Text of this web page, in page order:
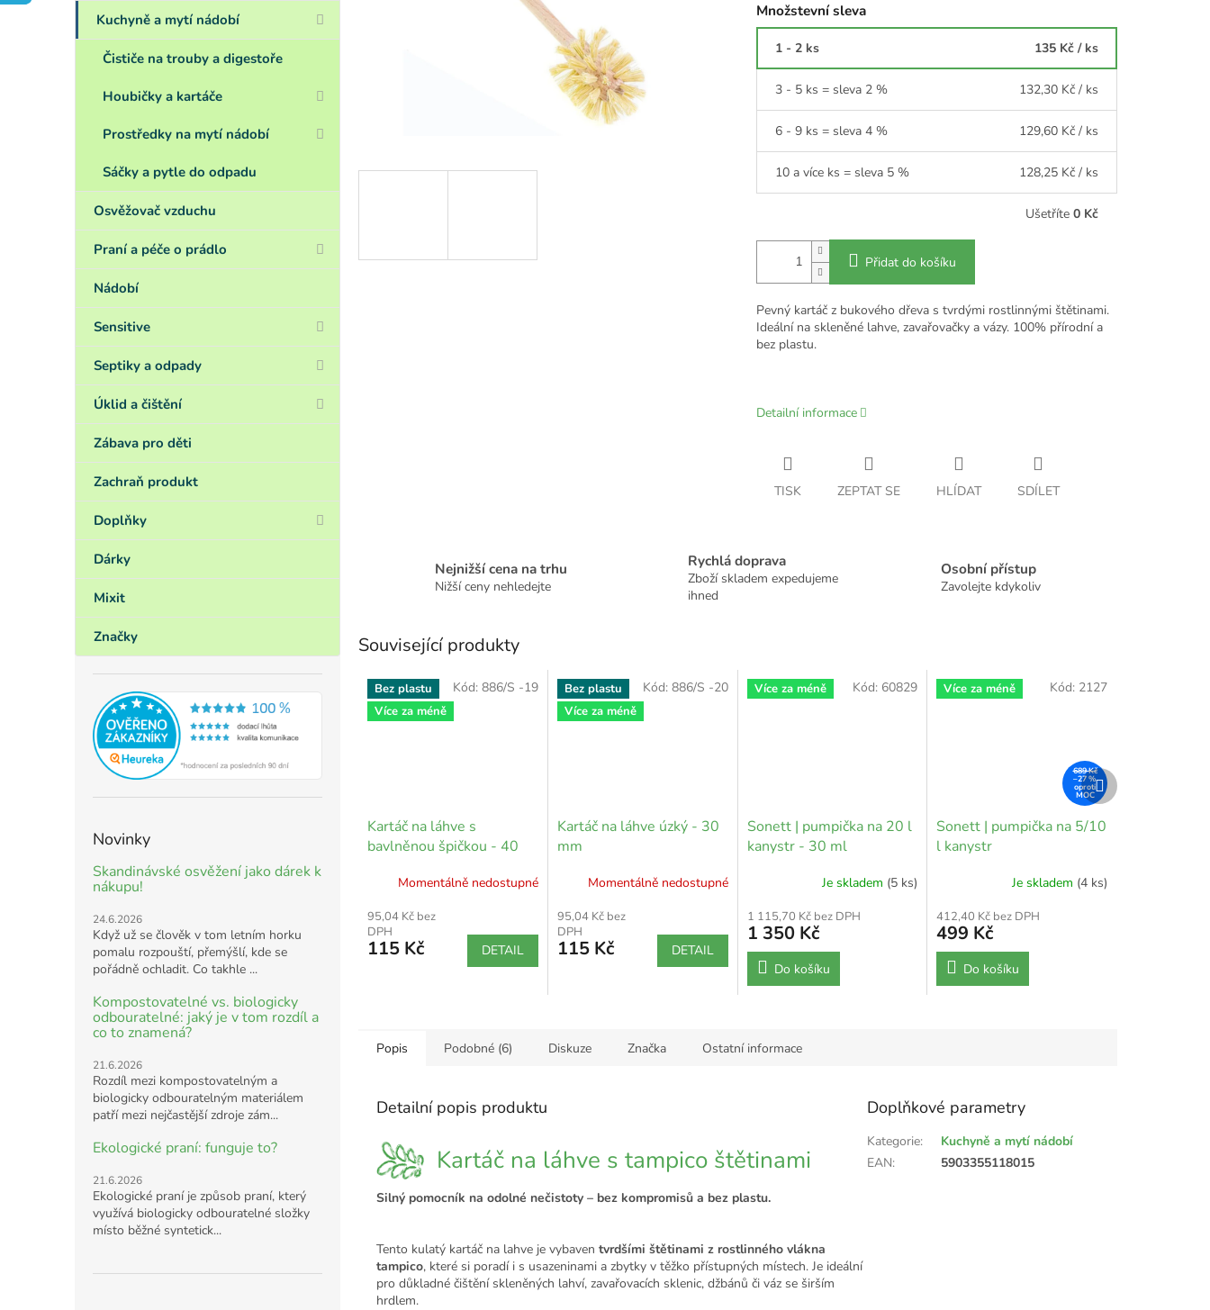
e
Kuchyně a mytí nádobí
Čističe na trouby a digestoře
Houbičky a kartáče
Prostředky na mytí nádobí
Sáčky a pytle do odpadu
Osvěžovač vzduchu
Praní a péče o prádlo
Nádobí
Sensitive
Septiky a odpady
Úklid a čištění
Zábava pro děti
Zachraň produkt
Doplňky
Dárky
Mixit
Značky
Novinky
Skandinávské osvěžení jako dárek k
nákupu!
24.6.2026
Když už se člověk v tom letním horku
pomalu rozpouští, přemýšlí, kde se
pořádně ochladit. Co takhle ...
Kompostovatelné vs. biologicky
odbouratelné: jaký je v tom rozdíl a
co to znamená?
21.6.2026
Rozdíl mezi kompostovatelným a
biologicky odbouratelným materiálem
patří mezi nejčastější zdroje zám...
Ekologické praní: funguje to?
21.6.2026
Ekologické praní je způsob praní, který
využívá biologicky odbouratelné složky
místo běžné syntetick...
Množstevní sleva
1 - 2 ks 135 Kč / ks
3 - 5 ks = sleva 2 % 132,30 Kč / ks
6 - 9 ks = sleva 4 % 129,60 Kč / ks
10 a více ks = sleva 5 % 128,25 Kč / ks
Ušetříte 0 Kč
Přidat do košíku
Pevný kartáč z bukového dřeva s tvrdými rostlinnými štětinami.
Ideální na skleněné lahve, zavařovačky a vázy. 100% přírodní a
bez plastu.
Detailní informace
TISK ZEPTAT SE HLÍDAT SDÍLET
Nejnižší cena na trhu
Nižší ceny nehledejte
Rychlá doprava
Zboží skladem expedujeme
ihned
Osobní přístup
Zavolejte kdykoliv
Související produkty
Bez plastu
Více za méně
Kartáč na láhve s
bavlněnou špičkou - 40
Momentálně nedostupné
95,04 Kč bez
DPH
115 Kč DETAIL
Kód: 886/S -19
Bez plastu
Více za méně
Kartáč na láhve úzký - 30
mm
Momentálně nedostupné
95,04 Kč bez
DPH
115 Kč DETAIL
Kód: 886/S -20 Více za méně
Sonett | pumpička na 20 l
kanystr - 30 ml
Je skladem (5 ks)
1 115,70 Kč bez DPH
1 350 Kč
Do košíku
Kód: 60829 Více za méně
689 Kč
–27 %
Sonett | pumpička na 5/10
l kanystr
Je skladem (4 ks)
412,40 Kč bez DPH
499 Kč
Do košíku
Kód: 2127
Další
produkt
Popis Podobné (6) Diskuze Značka Ostatní informace
Detailní popis produktu
Kartáč na láhve s tampico štětinami
Silný pomocník na odolné nečistoty – bez kompromisů a bez plastu.
Tento kulatý kartáč na lahve je vybaven tvrdšími štětinami z rostlinného vlákna
tampico, které si poradí i s usazeninami a zbytky v těžko přístupných místech. Je ideální
pro důkladné čištění skleněných lahví, zavařovacích sklenic, džbánů či váz se širším
hrdlem.
Doplňkové parametry
Kategorie:
Kuchyně a mytí nádobí
EAN: 5903355118015